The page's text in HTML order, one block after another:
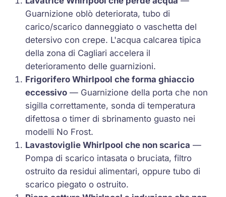
Guarnizione oblò deteriorata, tubo di
carico/scarico danneggiato o vaschetta del
detersivo con crepe. L'acqua calcarea tipica
della zona di Cagliari accelera il
deterioramento delle guarnizioni.
Frigorifero Whirlpool che forma ghiaccio
eccessivo — Guarnizione della porta che non
sigilla correttamente, sonda di temperatura
difettosa o timer di sbrinamento guasto nei
modelli No Frost.
Lavastoviglie Whirlpool che non scarica —
Pompa di scarico intasata o bruciata, filtro
ostruito da residui alimentari, oppure tubo di
scarico piegato o ostruito.